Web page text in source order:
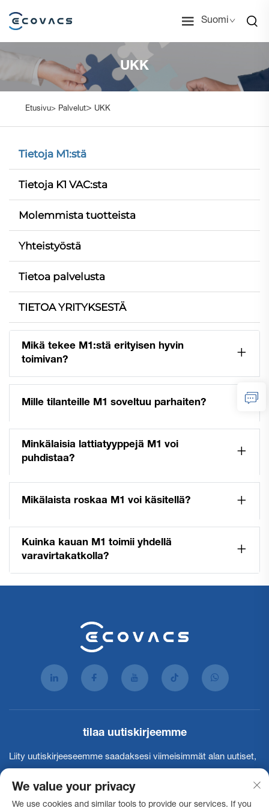
Suomi
UKK
Etusivu> Palvelut> UKK
Tietoja M1:stä
Tietoja K1 VAC:sta
Molemmista tuotteista
Yhteistyöstä
Tietoa palvelusta
TIETOA YRITYKSESTÄ
Mikä tekee M1:stä erityisen hyvin
toimivan?
Mille tilanteille M1 soveltuu parhaiten?
Minkälaisia lattiatyyppejä M1 voi
puhdistaa?
Mikälaista roskaa M1 voi käsitellä?
Kuinka kauan M1 toimii yhdellä
varavirtakatkolla?
tilaa uutiskirjeemme
Liity uutiskirjeeseemme saadaksesi viimeisimmät alan uutiset,
We value your privacy
We use cookies and similar tools to provide our services. If you